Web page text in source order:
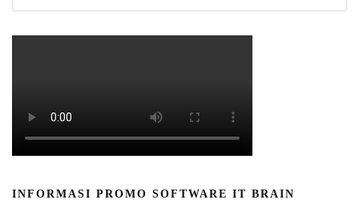
INFORMASI PROMO SOFTWARE IT BRAIN